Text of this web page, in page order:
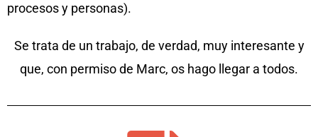
procesos y personas).
Se trata de un trabajo, de verdad, muy interesante y
que, con permiso de Marc, os hago llegar a todos.